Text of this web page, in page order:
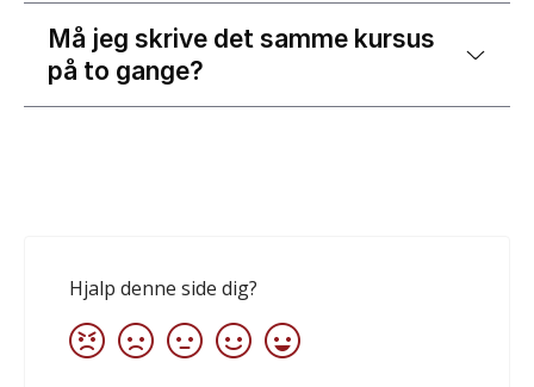
Må jeg skrive det samme kursus
på to gange?